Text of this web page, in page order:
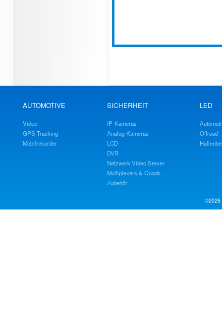
AUTOMOTIVE
Video
GPS Tracking
Mobilrekorder
SICHERHEIT
IP-Kameras
Analog-Kameras
LCD
DVR
Netzwerk Video Server
Multiplexers & Quads
Zubehör
LED
Offroad
©2026